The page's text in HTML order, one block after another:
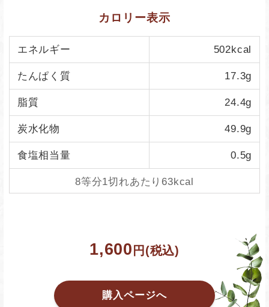
カロリー表示
エネルギー 502kcal
たんぱく質 17.3g
脂質 24.4g
炭水化物 49.9g
食塩相当量 0.5g
8等分1切れあたり63kcal
1,600 円(税込)
購入ページへ